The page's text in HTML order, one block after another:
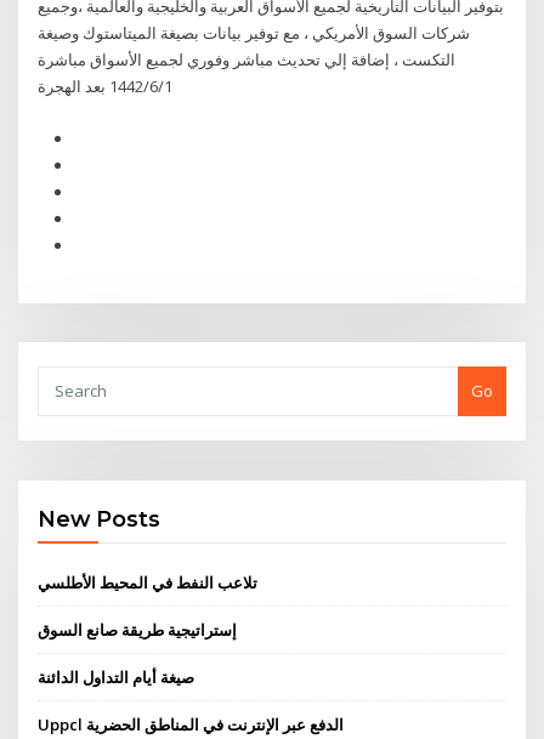
بتوفير البيانات التاريخية لجميع الأسواق العربية والخليجية والعالمية ،وجميع
شركات السوق الأمريكي ، مع توفير بيانات بصيغة الميتاستوك وصيغة
التكست ، إضافة إلي تحديث مباشر وفوري لجميع الأسواق مباشرة
1‏‏/6‏‏/1442 بعد الهجرة
Go
New Posts
تلاعب النفط في المحيط الأطلسي
إستراتيجية طريقة صانع السوق
صيغة أيام التداول الدائنة
Uppcl الدفع عبر الإنترنت في المناطق الحضرية